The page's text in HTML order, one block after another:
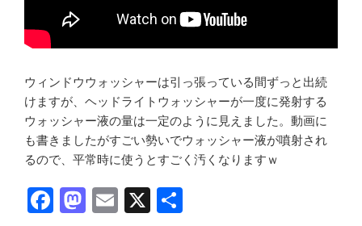
ウィンドウウォッシャーは引っ張っている間ずっと出続
けますが、ヘッドライトウォッシャーが一度に発射する
ウォッシャー液の量は一定のように見えました。動画に
も書きましたがすごい勢いでウォッシャー液が噴射され
るので、平常時に使うとすごく汚くなりますｗ
F
M
E
X